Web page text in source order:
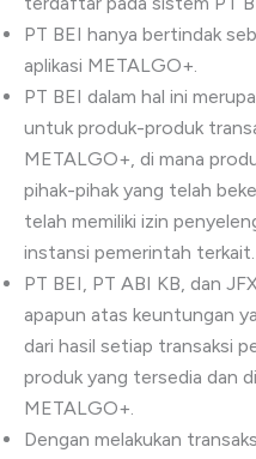
PT BEI hanya bertindak
aplikasi METALGO+.
PT BEI dalam hal ini
untuk produk-produk
METALGO+, di mana
pihak-pihak yang telah
telah memiliki izin
instansi pemerintah terkait.
PT BEI, PT ABI KB, dan
apapun atas keuntungan
dari hasil setiap transaksi
produk yang tersedia dan
METALGO+.
Dengan melakukan